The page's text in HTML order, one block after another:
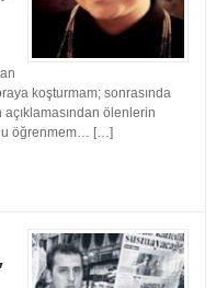
koşturmam; sonrasında
ölenlerin
öğrenmem… […]